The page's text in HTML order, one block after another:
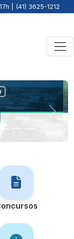
| (41) 3625-1212
Next